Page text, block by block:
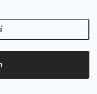
– JE